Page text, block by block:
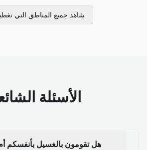
شاهد جميع المناطق التي
الأسئلة
هل تقومون بالغسيل بأنفسكم